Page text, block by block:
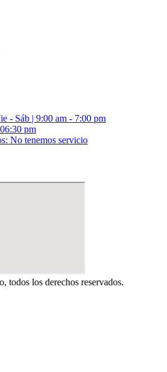
- Sáb | 9:00 am - 7:00 pm
pm
No tenemos servicio
todos los derechos reservados.